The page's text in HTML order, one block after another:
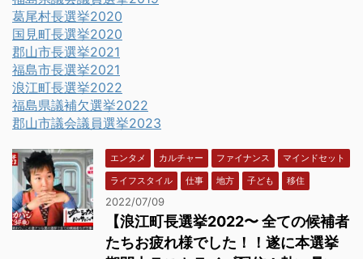
葛尾村長選挙2020
国見町長選挙2020
郡山市長選挙2021
福島市長選挙2021
浪江町長選挙2022
福島県議補欠選挙2022
郡山市議会議員選挙2023
エンタメ カルチャー ファイナンス
マインドセット
ライフスタイル
仕事 地方 子ども 移住
2022/07/09
【浪江町長選挙2022〜 全ての候補者
たちお疲れ様でした！！遂に本選挙